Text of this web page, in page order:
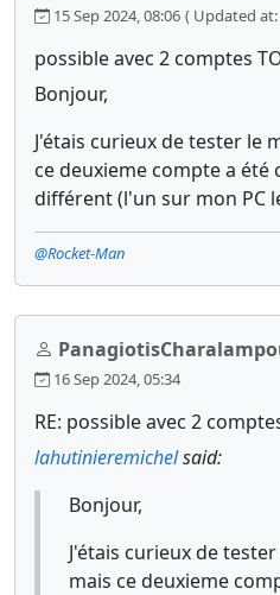
15 Sep 2024, 08:06 ( Updated at:
possible avec 2 comptes
Bonjour,
J'étais curieux de tester le
ce deuxieme compte a
différent (l'un sur mon PC
@Rocket-Man
16 Sep 2024, 05:34
RE: possible avec 2
lahutinieremichelsaid:
Bonjour,
J'étais curieux de
mais ce deuxieme